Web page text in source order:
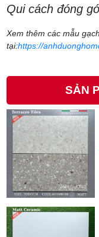
Qui cách đóng
Xem thêm các mẫu
tại:https://
SẢN